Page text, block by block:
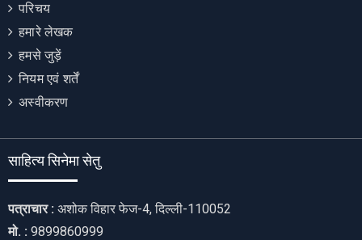
परिचय
हमारे लेखक
हमसे जुड़ें
नियम एवं शर्तें
अस्वीकरण
साहित्य सिनेमा सेतु
पत्राचार : अशोक विहार फेज-4, दिल्ली-110052
मो. : 9899860999